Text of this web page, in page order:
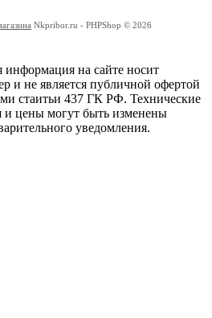
Nkpribor.ru - PHPShop © 2026
информация на сайте носит
и не является публичной офертой
стаитьи 437 ГК РФ. Технические
и цены могут быть изменены
уведомления.